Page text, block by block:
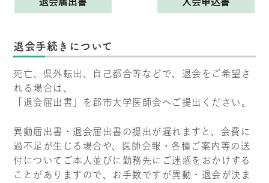
退会手続きについて
死亡、県外転出、自己都合等などで、退会をご希望さ
れる場合は、
「退会届出書」を郡市大学医師会へご提出ください。
異動届出書・退会届出書の提出が遅れますと、会費に
過不足が生じる場合や、医師会報・各種ご案内等の送
付についてご本人並びに勤務先にご迷惑をおかけする
ことがありますので、お手数ですが異動・退会が決ま